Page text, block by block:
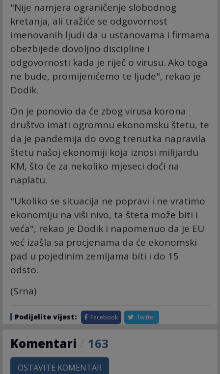
"Nije namjera ograničenje slobodnog
kretanja, ali tražiće se odgovornost
imenovanih ljudi da u ustanovama i firmama
obezbijede dovoljno discipline i
odgovornosti kada je riječ o virusu. Ako toga
ne bude, promijenićemo te ljude", rekao je
Dodik.
On je ponovio da će zbog virusa korona
društvo imati ogromnu ekonomsku štetu, te
da je pandemija do ovog trenutka napravila
štetu našoj ekonomiji koja iznosi milijardu
KM, što će za nekoliko mjeseci doći na
naplatu.
"Ukoliko se situacija ne popravi i ne vratimo
ekonomiju na viši nivo, ta šteta može biti i
veća", rekao je Dodik i napomenuo da je EU
već izašla sa procjenama da će ekonomski
pad u pojedinim zemljama biti i do 15
odsto.
(Srna)
Podijelite vijest: Facebook Twitter
Komentari 163
OSTAVITE KOMENTAR